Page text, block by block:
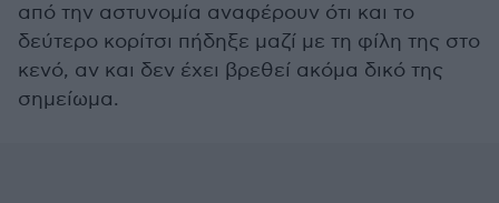
από την αστυνομία αναφέρουν ότι και το
δεύτερο κορίτσι πήδηξε μαζί με τη φίλη της στο
κενό, αν και δεν έχει βρεθεί ακόμα δικό της
σημείωμα.